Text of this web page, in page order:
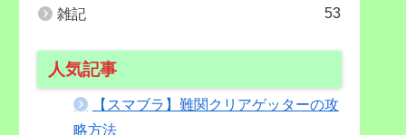
雑記
53
人気記事
【スマブラ】難関クリアゲッターの攻
略方法